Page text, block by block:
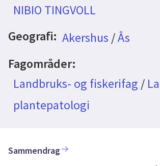
NIBIO TINGVOLL
Geografi: Akershus /Ås
Fagområder:
Landbruks- og fiskerifag /
plantepatologi
Sammendrag